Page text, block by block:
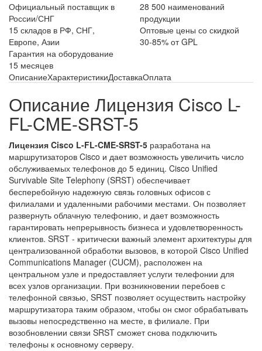
Официальный поставщик в
России/СНГ
28 500 наименований
продукции
15 складов в РФ, СНГ,
Европе, Азии
Оптовые цены со скидкой
30-85% от GPL
Гарантия на оборудование
15 месяцев
ОписаниеХарактеристикиДоставкаОплата
Описание Лицензия Cisco L-
FL-CME-SRST-5
Лицензия Cisco L-FL-CME-SRST-5 разработана на
маршрутизаторов Cisco и дает возможность увеличить число
обслуживаемых телефонов до 5 единиц. Cisco Unified
Survivable Site Telephony (SRST) обеспечивает
бесперебойную надежную связь головных офисов с
филиалами и удаленными рабочими местами. Он позволяет
развернуть облачную телефонию, и дает возможность
гарантировать непрерывность бизнеса и удовлетворенность
клиентов. SRST - критически важный элемент архитектуры для
централизованной обработки вызовов, в которой Cisco Unified
Communications Manager (CUCM), расположен на
центральном узле и предоставляет услуги телефонии для
всех узлов организации. При возникновении перебоев с
телефонной связью, SRST позволяет осуществить настройку
маршрутизатора таким образом, чтобы он смог обрабатывать
вызовы непосредственно на месте, в филиале. При
возобновлении связи SRST сможет снова подключить
телефоны к основному серверу.